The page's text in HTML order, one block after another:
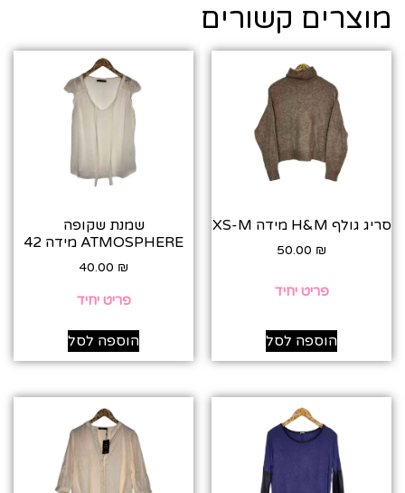
מוצרים קשורים
סריג גולף H&M מידה XS-M
50.00 ₪
פריט יחיד
הוספה לסל
שמנת שקופה
ATMOSPHERE מידה 42
40.00 ₪
פריט יחיד
הוספה לסל